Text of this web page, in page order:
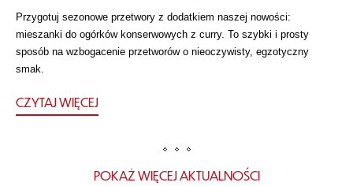
Przygotuj sezonowe przetwory z dodatkiem naszej nowości:
mieszanki do ogórków konserwowych z curry. To szybki i prosty
sposób na wzbogacenie przetworów o nieoczywisty, egzotyczny
smak.
CZYTAJ WIĘCEJ
POKAŻ WIĘCEJ AKTUALNOŚCI